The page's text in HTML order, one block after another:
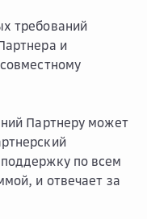
требований
и
Партнеру может
по всем
и отвечает за